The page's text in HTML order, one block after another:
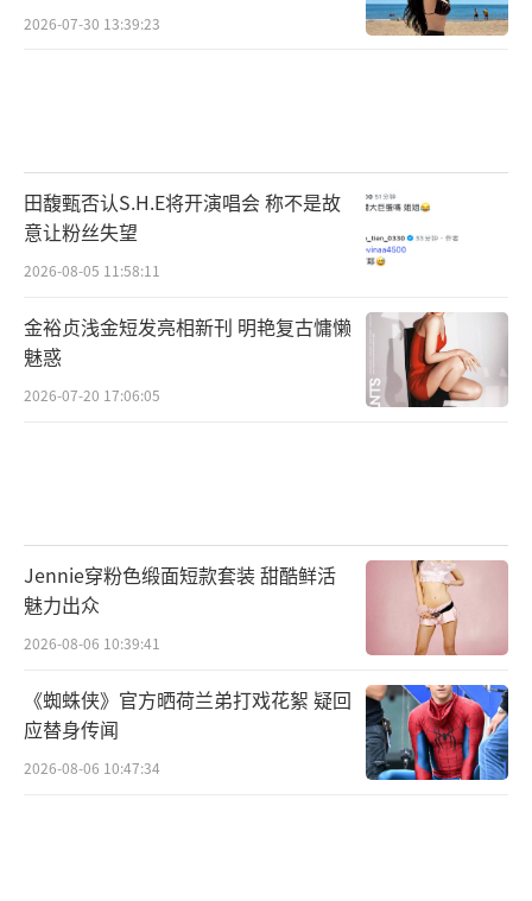
2026-07-30 13:39:23
田馥甄否认S.H.E将开演唱会 称不是故
意让粉丝失望
2026-08-05 11:58:11
金裕贞浅金短发亮相新刊 明艳复古慵懒
魅惑
2026-07-20 17:06:05
Jennie穿粉色缎面短款套装 甜酷鲜活
魅力出众
2026-08-06 10:39:41
《蜘蛛侠》官方晒荷兰弟打戏花絮 疑回
应替身传闻
2026-08-06 10:47:34